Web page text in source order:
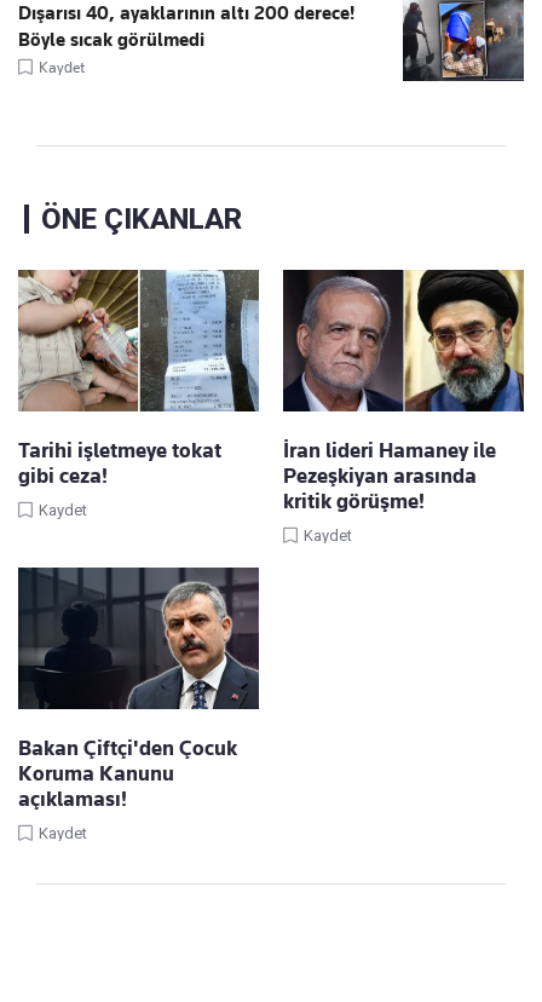
Dışarısı 40, ayaklarının altı 200 derece!
Böyle sıcak görülmedi
Kaydet
ÖNE ÇIKANLAR
Tarihi işletmeye tokat
gibi ceza!
Kaydet
İran lideri Hamaney ile
Pezeşkiyan arasında
kritik görüşme!
Kaydet
Bakan Çiftçi'den Çocuk
Koruma Kanunu
açıklaması!
Kaydet